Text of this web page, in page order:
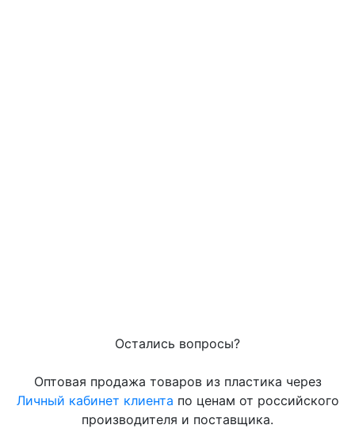
Остались вопросы?
Оптовая продажа товаров из пластика через
Личный кабинет клиента по ценам от российского
производителя и поставщика.